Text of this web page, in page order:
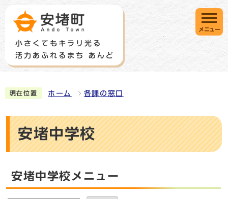
メニュー
現在位置 ホーム 各課の窓口
安堵中学校
安堵中学校メニュー